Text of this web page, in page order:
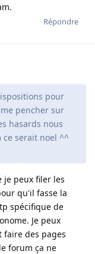
Répondre
pour
pencher sur
hasards nous
ce serait noel ^^
je peux filer les
qu'il fasse la
spécifique de
Je peux
des pages
forum ça ne